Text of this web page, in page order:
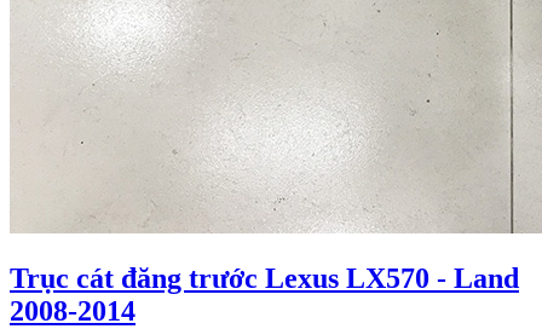
Trục cát đăng trước Lexus LX570 - Land
2008-2014